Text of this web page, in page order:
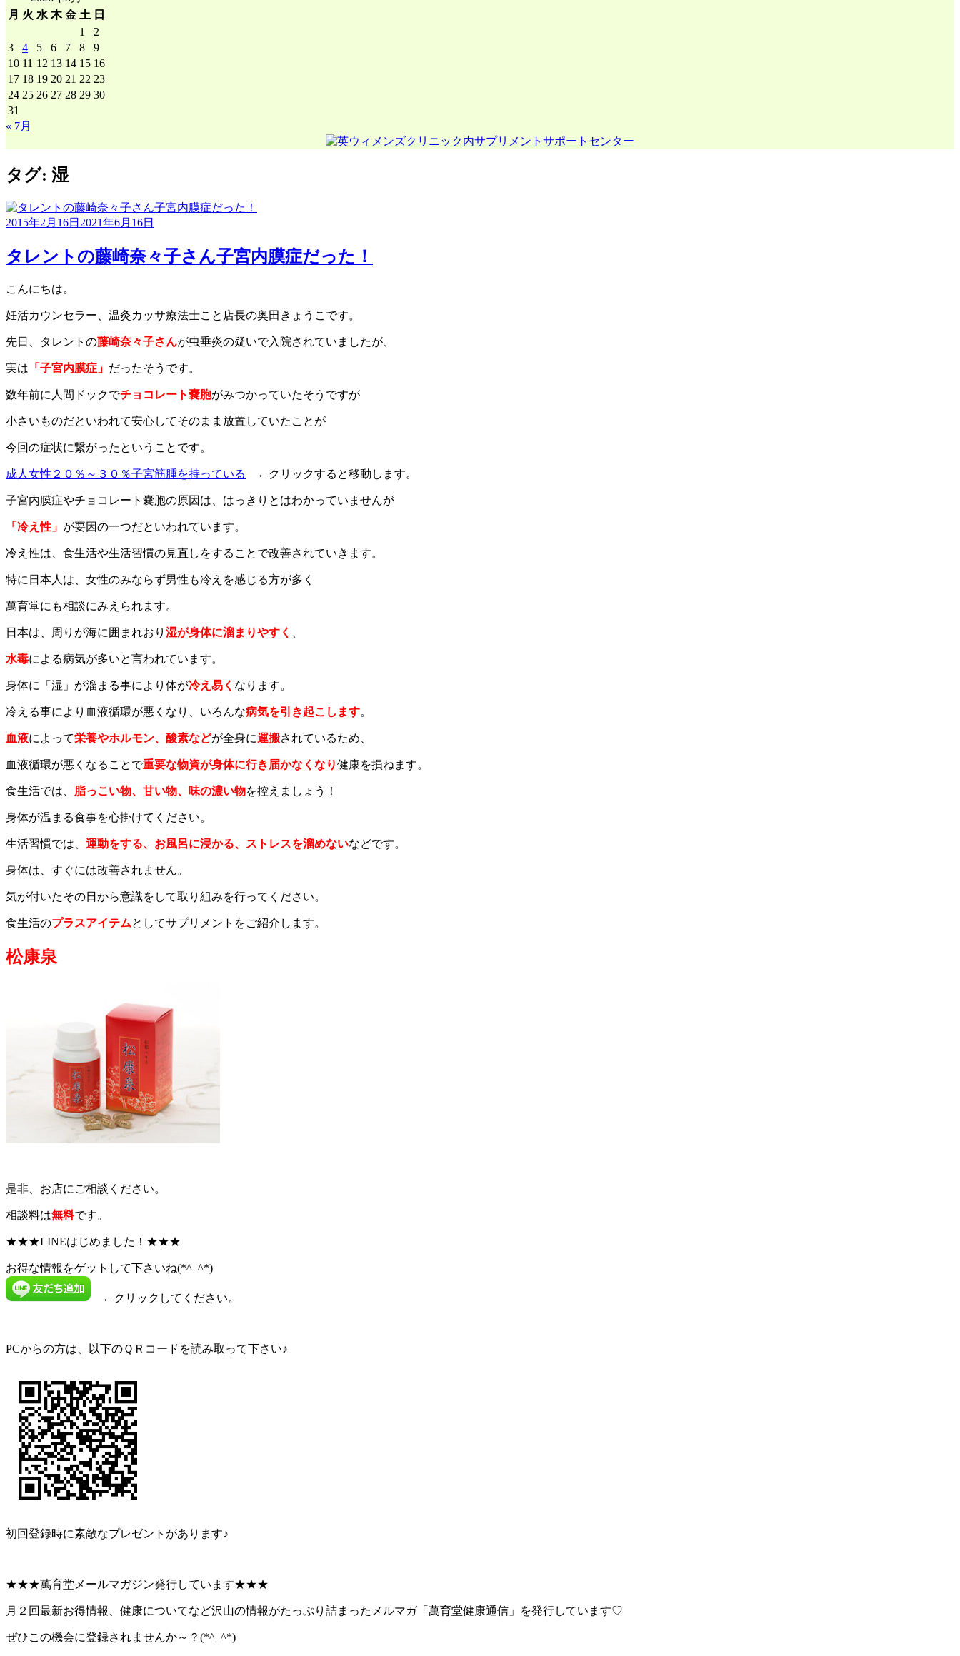
月 火 水 木 金 土 日
1
2
3
4 5 6 7 8
9
10 11 12 13 14 15 16
17 18 19 20 21 22 23
24 25 26 27 28 29 30
31
« 7月
タグ: 湿
2015年2月16日 2021年6月16日
タレントの藤崎奈々子さん子宮内膜症だった！
こんにちは。
妊活カウンセラー、温灸カッサ療法士こと店長の奥田きょうこです。
先日、タレントの藤崎奈々子さんが虫垂炎の疑いで入院されていましたが、
実は 「 子宮内膜症」 だったそうです。
数年前に人間ドックでチョコレート嚢胞がみつかっていたそうですが
小さいものだといわれて安心してそのまま放置していたことが
今回の症状に繋がったということです。
成人女性２０％～３０％子宮筋腫を持っている ←クリックすると移動します。
子宮内膜症やチョコレート嚢胞の原因は、はっきりとはわかっていませんが
「冷え性」 が要因の一つだといわれています。
冷え性は、食生活や生活習慣の見直しをすることで改善されていきます。
特に日本人は、女性のみならず男性も冷えを感じる方が多く
萬育堂にも相談にみえられます。
日本は、周りが海に囲まれおり 湿が身体に溜まりやすく
水毒による病気が多いと言われています。
身体に「湿」が溜まる事により体が冷え易く なります。
冷える事により血液循環が悪くなり、いろんな病気を引き起こします。
血液によって栄養やホルモン、酸素などが全身に運搬されているため、
血液循環が悪くなることで重要な物資が身体に行き届かなくなり健康を損ねます。
食生活では、 脂っこい物、甘い物、味の濃い物を控えましょう！
身体が温まる食事を心掛けてください。
生活習慣では、 運動をする、お風呂に浸かる、ストレスを溜めないなどです。
身体は、すぐには改善されません。
気が付いたその日から意識をして取り組みを行ってください。
食生活のプラスアイテムとしてサプリメントをご紹介します。
松康泉
是非、お店にご相談ください。
相談料は無料です。
★★★LINEはじめました！★★★
お得な情報をゲットして下さいね(*^_^*)
←クリックしてください。
PCからの方は、以下のＱＲコードを読み取って下さい♪
初回登録時に素敵なプレゼントがあります♪
★★★萬育堂メールマガジン発行しています★★★
月２回最新お得情報、健康についてなど沢山の情報がたっぷり詰まったメルマガ「萬育堂健康通信」を発行しています♡
ぜひこの機会に登録されませんか～？(*^_^*)